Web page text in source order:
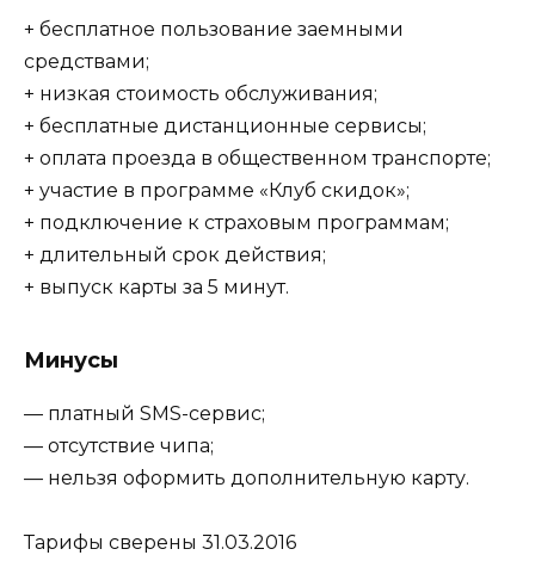
+ бесплатное пользование заемными
средствами;
+ низкая стоимость обслуживания;
+ бесплатные дистанционные сервисы;
+ оплата проезда в общественном транспорте;
+ участие в программе «Клуб скидок»;
+ подключение к страховым программам;
+ длительный срок действия;
+ выпуск карты за 5 минут.
Минусы
— платный SMS-сервис;
— отсутствие чипа;
— нельзя оформить дополнительную карту.
Тарифы сверены 31.03.2016